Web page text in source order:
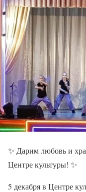
✨ Дарим любовь и
Центре культуры! ✨
5 декабря в Центре